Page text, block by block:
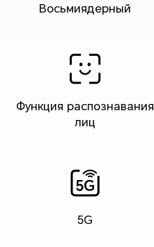
Восьмиядерный
Функция распознавания
лиц
5G